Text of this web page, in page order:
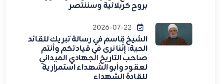
بروح كربلائية وسننتصر
الشيخ قاسم في رسالة تبريك للقائد
الحية: إنَّنا نرى في قيادتكم وأنتم
صاحب التاريخ الجهادي الميداني
لعقود وأبو الشهداء استمراريةً
للقادة الشهداء